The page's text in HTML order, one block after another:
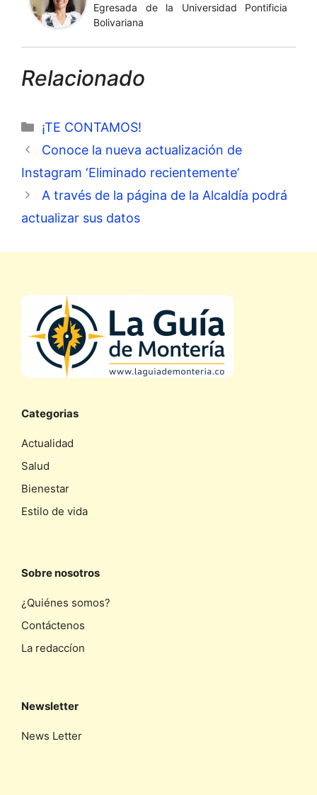
Egresada de la Universidad Pontificia
Bolivariana
Relacionado
Categorías
¡TE CONTAMOS!
Conoce la nueva actualización de
Instagram ‘Eliminado recientemente’
A través de la página de la Alcaldía podrá
actualizar sus datos
Categorias
Actualidad
Salud
Bienestar
Estilo de vida
Sobre nosotros
¿Quiénes somos?
Contáctenos
La redaccíon
Newsletter
News Letter